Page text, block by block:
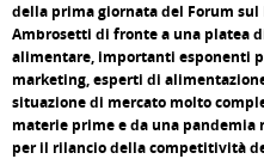
della prima giornata del Forum sul
Ambrosetti di fronte a una platea
alimentare, importanti esponenti
marketing, esperti di
situazione di mercato molto
materie prime e da una
per il rilancio della competitività